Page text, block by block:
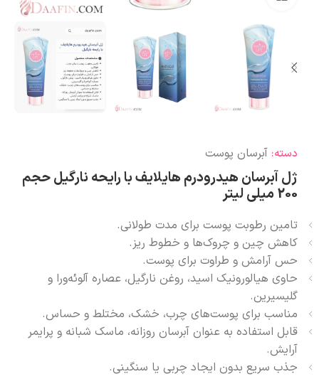
دسته: آبرسان پوست
ژل آبرسان هیدرودرم هایلایف با رایحه نارگیل حجم
200 میلی لیتر
تامین رطوبت پوست برای مدت طولانی.
کاهش چین و چروک‌ها و خطوط ریز.
حس آرامش و طراوت برای پوست.
حاوی هیالورونیک اسید، روغن نارگیل، عصاره آلوئه‌ورا و
گلیسیرین.
مناسب برای پوست‌های چرب، خشک، مختلط و حساس.
قابل استفاده به عنوان آبرسان روزانه، ماسک شبانه و پرایمر
آرایش.
جذب سریع بدون ایجاد چربی یا سنگینی.